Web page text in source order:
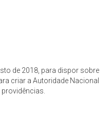
de 2018, para dispor sobre
criar a Autoridade Nacional